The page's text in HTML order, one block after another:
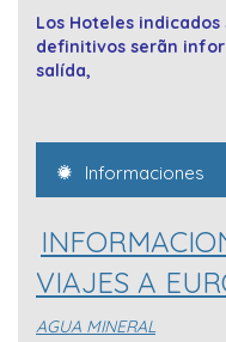
Los Hoteles
definitivos serãn
salída,
Informaciones
VIAJES A
AGUA MINERAL